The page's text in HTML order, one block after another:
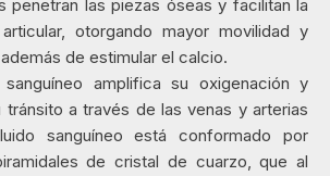
penetran las piezas óseas y facilitan la
otorgando mayor movilidad y
de estimular el calcio.
amplifica su oxigenación y
tránsito a través de las venas y arterias
sanguíneo está conformado por
de cristal de cuarzo, que al